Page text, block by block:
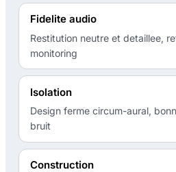
Fidelite audio
Restitution neutre et detaillee,
monitoring
Isolation
Design ferme circum-aural,
bruit
Construction